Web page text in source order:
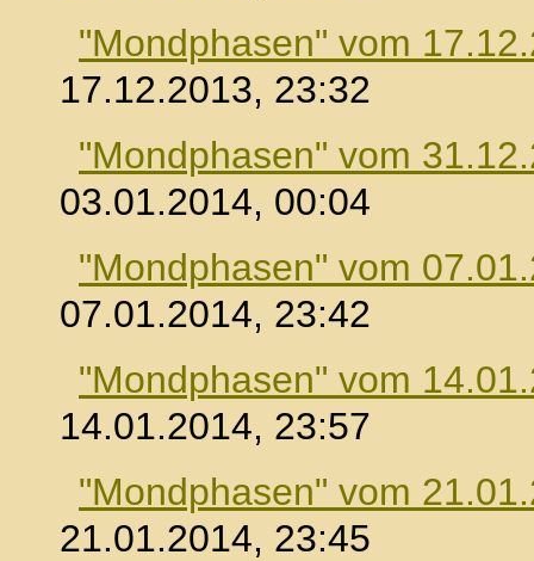
"Mondphasen" vom
17.12.2013, 23:32
"Mondphasen" vom
03.01.2014, 00:04
"Mondphasen" vom
07.01.2014, 23:42
"Mondphasen" vom
14.01.2014, 23:57
"Mondphasen" vom
21.01.2014, 23:45